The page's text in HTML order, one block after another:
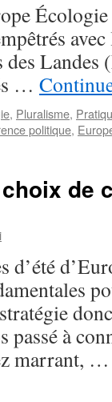
des
…
, Pluralisme,
politique,
de
d’été
passé à
marrant,